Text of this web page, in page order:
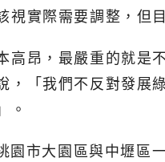
視實際需要調整，但
高昂，最嚴重的就是
，「我們不反對發展
。
園市大園區與中壢區